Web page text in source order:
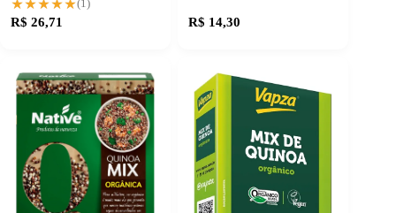
★★★★★
★★★★★(1)
R$ 26,71 R$ 14,30